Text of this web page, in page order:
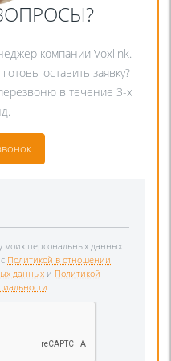
компании Voxlink.
оставить заявку?
в течение 3-х
моих персональных данных
Политикой в отношении
данных и Политикой